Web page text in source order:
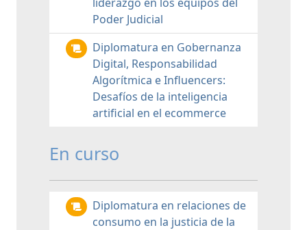
Poder Judicial
Diplomatura en Gobernanza
Digital, Responsabilidad
Algorítmica e Influencers:
Desafíos de la inteligencia
artificial en el ecommerce
En curso
Diplomatura en relaciones de
consumo en la justicia de la